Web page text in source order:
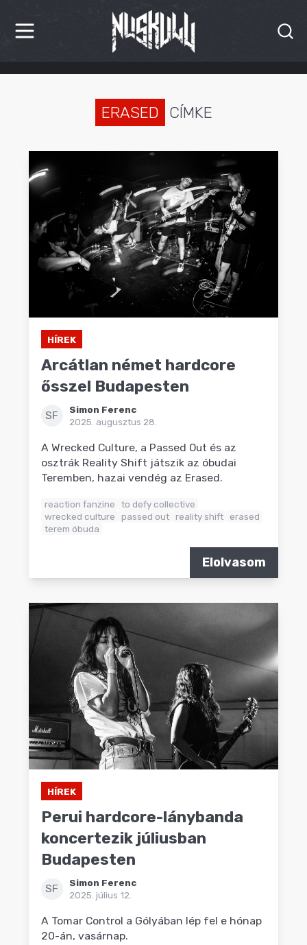
HÍREK
INTERJÚK
PREMIEREK
KULT
MÁSVILÁG
ERASED CÍMKE
HÍREK
Arcátlan német hardcore
ősszel Budapesten
SF
Simon Ferenc
2025. augusztus 28.
A Wrecked Culture, a Passed Out és az
osztrák Reality Shift játszik az óbudai
Teremben, hazai vendég az Erased.
reaction fanzine
to defy collective
wrecked culture
passed out reality shift erased
terem óbuda
Elolvasom
HÍREK
Perui hardcore-lánybanda
koncertezik júliusban
Budapesten
SF
Simon Ferenc
2025. július 12.
A Tomar Control a Gólyában lép fel e hónap
20-án, vasárnap.